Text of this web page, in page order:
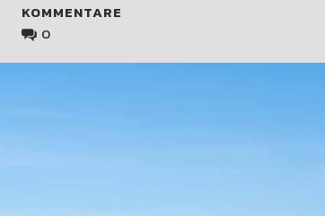
KOMMENTARE
0